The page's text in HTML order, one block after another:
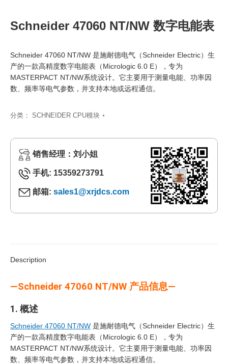
Schneider 47060 NT/NW 数字电能表
Schneider 47060 NT/NW 是施耐德电气（Schneider Electric）生
产的一款高精度数字电能表（Micrologic 6.0 E），专为
MASTERPACT NT/NW系统设计。它主要用于测量电能、功率因
数、频率等电气参数，并支持本地或远程通信。
分类： SCHNEIDER CPU模块
销售经理：刘小姐
手机: 15359273791
邮箱: sales1@xrjdcs.com
Description
—Schneider 47060 NT/NW 产品信息—
1. 概述
Schneider 47060 NT/NW 是施耐德电气（Schneider Electric）生
产的一款高精度数字电能表（Micrologic 6.0 E），专为
MASTERPACT NT/NW系统设计。它主要用于测量电能、功率因
数、频率等电气参数，并支持本地或远程通信。